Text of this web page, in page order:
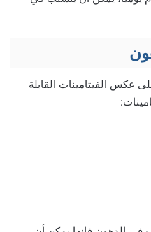
عكس الفيتامينات القابلة